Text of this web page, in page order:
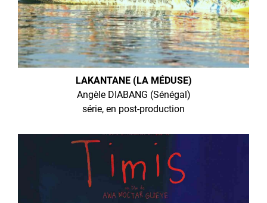
LAKANTANE (LA MÉDUSE)
Angèle DIABANG (Sénégal)
série, en post-production